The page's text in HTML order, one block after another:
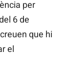
per
6 de
que hi
el